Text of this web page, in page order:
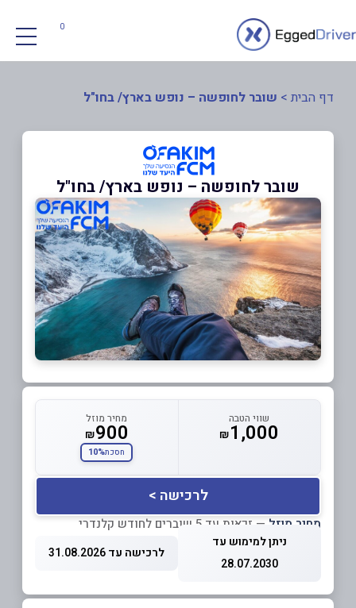
0
דף הבית > שובר לחופשה – נופש בארץ/ בחו"ל
שובר לחופשה – נופש בארץ/ בחו"ל
שווי הטבה
₪1,000
מחיר מוזל
₪900
חסכת10%
לרכישה >
מחיר מוזל — זכאות עד 5 שוברים לחודש קלנדרי
ניתן למימוש עד
28.07.2030
לרכישה עד 31.08.2026